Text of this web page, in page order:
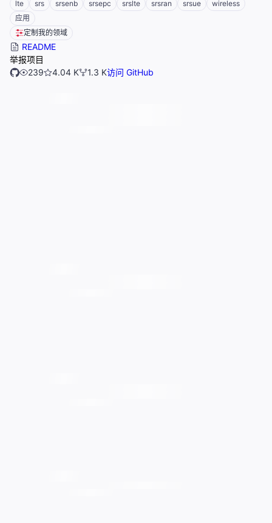
lte srs srsenb srsepc srslte srsran srsue
wireless
应用
定制我的领域
README
举报项目
239
4.04 K 1.3 K访问 GitHub